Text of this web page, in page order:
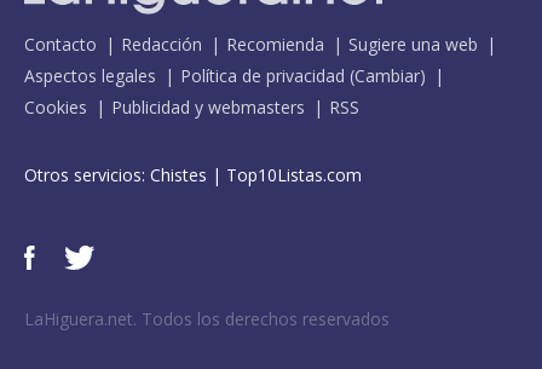
Contacto Redacción Recomienda
Sugiere una web
Aspectos legales
Política de privacidad (Cambiar)
Cookies
Publicidad y webmasters RSS
Otros servicios: Chistes | Top10Listas.com
LaHiguera.net. Todos los derechos reservados